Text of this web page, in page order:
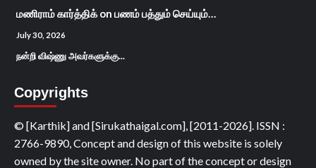
மணிராம் கார்த்திக்on பணம் பத்தும் செய்யும்…
July 30, 2026
நன்றி விஷ்ணு அவர்களுக்கு...
Copyrights
© [Karthik] and [Sirukathaigal.com], [2011-2026]. ISSN :
2766-9890, Concept and design of this website is solely
owned by the site owner. No part of the concept or design